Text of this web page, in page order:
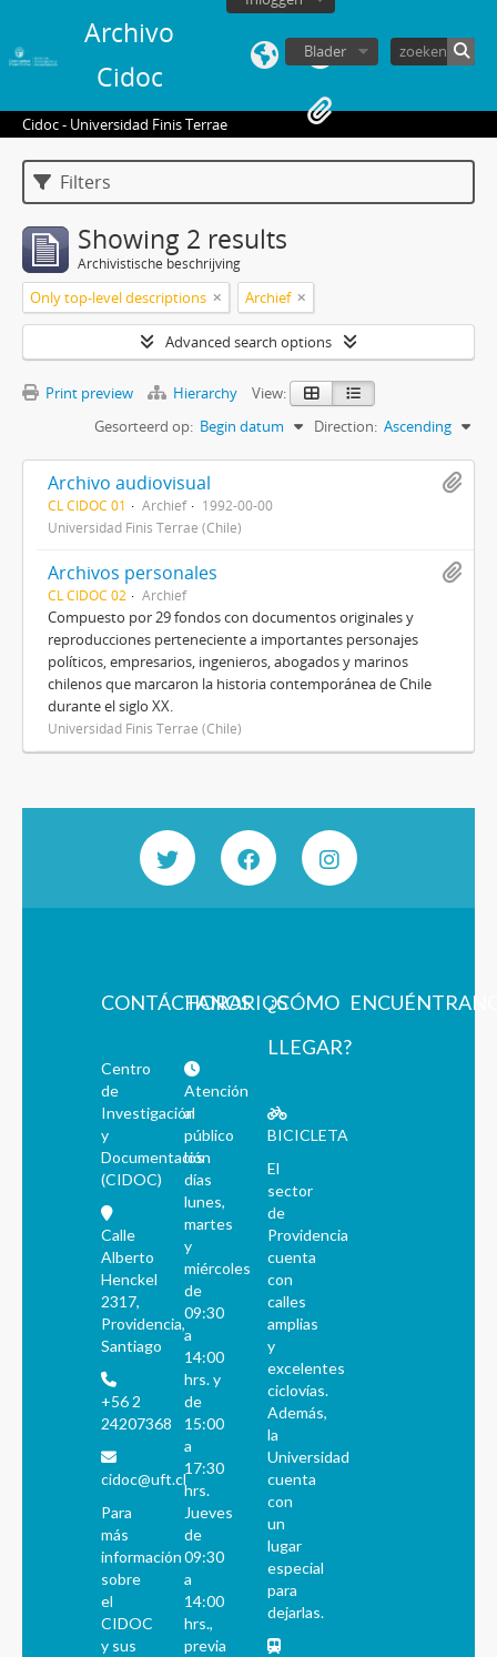
Archivo
Cidoc
Blader
Cidoc - Universidad Finis Terrae
Filters
Showing 2 results
Archivistische beschrijving
Only top-level descriptions Archief
Advanced search options
Print preview Hierarchy
View:
Gesorteerd op: Begin datum Direction: Ascending
Archivo audiovisual
CL CIDOC 01 Archief
1992-00-00
Universidad Finis Terrae (Chile)
Archivos personales
CL CIDOC 02 Archief
Compuesto por 29 fondos con documentos originales y
reproducciones perteneciente a importantes personajes
políticos, empresarios, ingenieros, abogados y marinos
chilenos que marcaron la historia contemporánea de Chile
durante el siglo XX.
Universidad Finis Terrae (Chile)
CONTÁCTANOS
Centro
de
Investigación
y
Documentación
(CIDOC)
Calle
Alberto
Henckel
2317,
Providencia,
Santiago
+56 2
24207368
cidoc@uft.cl
Para
más
información
sobre
el
CIDOC
y sus
HORARIOS
Atención
al
público
los
días
lunes,
martes
y
miércoles
de
09:30
a
14:00
hrs. y
de
15:00
a
17:30
hrs.
Jueves
de
09:30
a
14:00
hrs.,
previa
¿CÓMO
LLEGAR?
BICICLETA
El
sector
de
Providencia
cuenta
con
calles
amplias
y
excelentes
ciclovías.
Además,
la
Universidad
cuenta
con
un
lugar
especial
para
dejarlas.